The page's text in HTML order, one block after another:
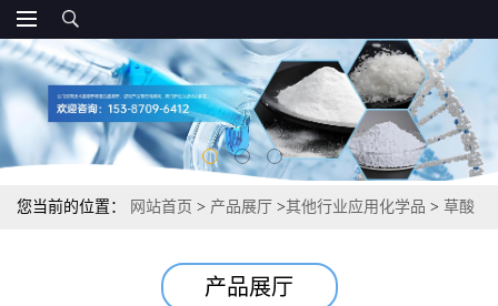
您当前的位置： 网站首页 > 产品展厅 >其他行业应用化学品 > 草酸
产品展厅